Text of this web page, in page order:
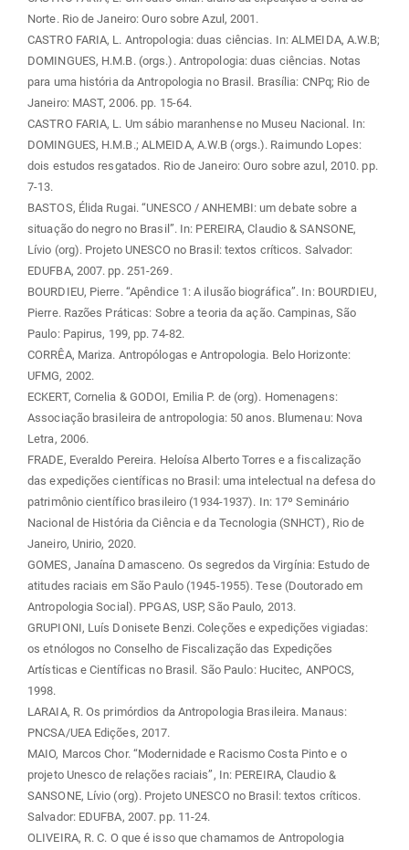
Norte. Rio de Janeiro: Ouro sobre Azul, 2001.
CASTRO FARIA, L. Antropologia: duas ciências. In: ALMEIDA, A.W.B;
DOMINGUES, H.M.B. (orgs.). Antropologia: duas ciências. Notas
para uma história da Antropologia no Brasil. Brasília: CNPq; Rio de
Janeiro: MAST, 2006. pp. 15-64.
CASTRO FARIA, L. Um sábio maranhense no Museu Nacional. In:
DOMINGUES, H.M.B.; ALMEIDA, A.W.B (orgs.). Raimundo Lopes:
dois estudos resgatados. Rio de Janeiro: Ouro sobre azul, 2010. pp.
7-13.
BASTOS, Élida Rugai. “UNESCO / ANHEMBI: um debate sobre a
situação do negro no Brasil”. In: PEREIRA, Claudio & SANSONE,
Lívio (org). Projeto UNESCO no Brasil: textos críticos. Salvador:
EDUFBA, 2007. pp. 251-269.
BOURDIEU, Pierre. “Apêndice 1: A ilusão biográfica”. In: BOURDIEU,
Pierre. Razões Práticas: Sobre a teoria da ação. Campinas, São
Paulo: Papirus, 199, pp. 74-82.
CORRÊA, Mariza. Antropólogas e Antropologia. Belo Horizonte:
UFMG, 2002.
ECKERT, Cornelia & GODOI, Emilia P. de (org). Homenagens:
Associação brasileira de antropologia: 50 anos. Blumenau: Nova
Letra, 2006.
FRADE, Everaldo Pereira. Heloísa Alberto Torres e a fiscalização
das expedições científicas no Brasil: uma intelectual na defesa do
patrimônio científico brasileiro (1934-1937). In: 17º Seminário
Nacional de História da Ciência e da Tecnologia (SNHCT), Rio de
Janeiro, Unirio, 2020.
GOMES, Janaína Damasceno. Os segredos da Virgínia: Estudo de
atitudes raciais em São Paulo (1945-1955). Tese (Doutorado em
Antropologia Social). PPGAS, USP, São Paulo, 2013.
GRUPIONI, Luís Donisete Benzi. Coleções e expedições vigiadas:
os etnólogos no Conselho de Fiscalização das Expedições
Artísticas e Científicas no Brasil. São Paulo: Hucitec, ANPOCS,
1998.
LARAIA, R. Os primórdios da Antropologia Brasileira. Manaus:
PNCSA/UEA Edições, 2017.
MAIO, Marcos Chor. “Modernidade e Racismo Costa Pinto e o
projeto Unesco de relações raciais”, In: PEREIRA, Claudio &
SANSONE, Lívio (org). Projeto UNESCO no Brasil: textos críticos.
Salvador: EDUFBA, 2007. pp. 11-24.
OLIVEIRA, R. C. O que é isso que chamamos de Antropologia